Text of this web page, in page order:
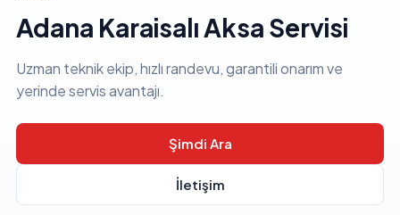
Adana Karaisalı Aksa Servisi
Uzman teknik ekip, hızlı randevu, garantili onarım ve
yerinde servis avantajı.
Şimdi Ara
İletişim